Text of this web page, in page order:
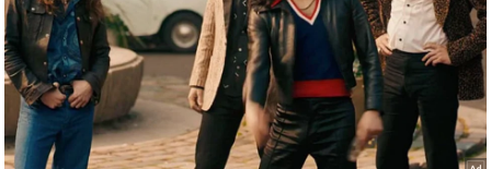
त्रा
रि
ले
श
न
शि